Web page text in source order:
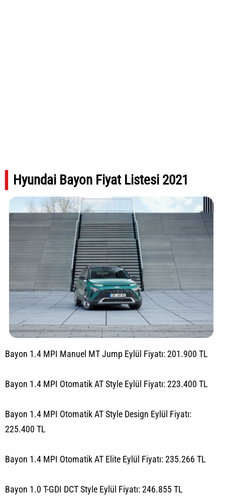
Hyundai Bayon Fiyat Listesi 2021
Bayon 1.4 MPI Manuel MT Jump Eylül Fiyatı: 201.900 TL
Bayon 1.4 MPI Otomatik AT Style Eylül Fiyatı: 223.400 TL
Bayon 1.4 MPI Otomatik AT Style Design Eylül Fiyatı:
225.400 TL
Bayon 1.4 MPI Otomatik AT Elite Eylül Fiyatı: 235.266 TL
Bayon 1.0 T-GDI DCT Style Eylül Fiyatı: 246.855 TL